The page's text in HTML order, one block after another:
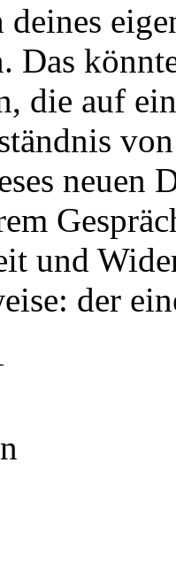
Das
die auf
neuen
und
der